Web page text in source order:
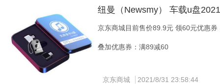
纽曼（Newsmy） 车载u盘
京东商城目前售价89.9元 领60元优惠
叠加优惠券：满89减60
京东商城 2021/8/31 23:58:44